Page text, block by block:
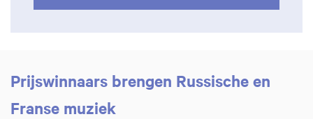
Prijswinnaars brengen Russische en
Franse muziek